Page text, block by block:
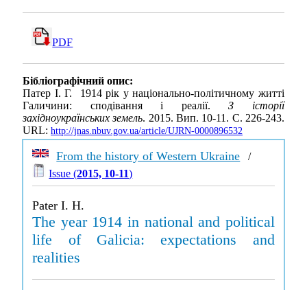
PDF
Бібліографічний опис:
Патер І. Г. 1914 рік у національно-політичному житті
Галичини: сподівання і реалії.З історії
західноукраїнських земель. 2015. Вип. 10-11. С. 226-243.
URL: http://jnas.nbuv.gov.ua/article/UJRN-0000896532
From the history of Western Ukraine /
Issue (2015, 10-11)
Pater I. H.
The year 1914 in national and political
life of Galicia: expectations and
realities